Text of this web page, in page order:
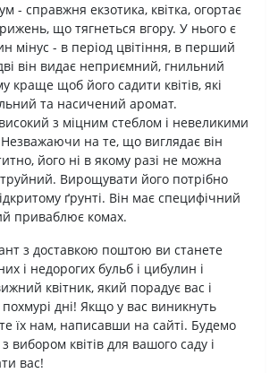
- справжня екзотика, квітка, огортає
що тягнеться вгору. У нього є
мінус - в період цвітіння, в перший
він видає неприємний, гнильний
краще щоб його садити квітів, які
та насичений аромат.
з міцним стеблом і невеликими
Незважаючи на те, що виглядає він
його ні в якому разі не можна
Вирощувати його потрібно
ґрунті. Він має специфічний
приваблює комах.
з доставкою поштою ви станете
і недорогих бульб і цибулин і
квітник, який порадує вас і
дні! Якщо у вас виникнуть
їх нам, написавши на сайті. Будемо
вибором квітів для вашого саду і
вас!